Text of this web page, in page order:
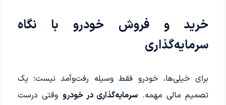
خرید و فروش خودرو با نگاه
سرمایه‌گذاری
برای خیلی‌ها، خودرو فقط وسیله رفت‌وآمد نیست؛ یک
تصمیم مالی مهمه. سرمایه‌گذاری در خودرو وقتی درست